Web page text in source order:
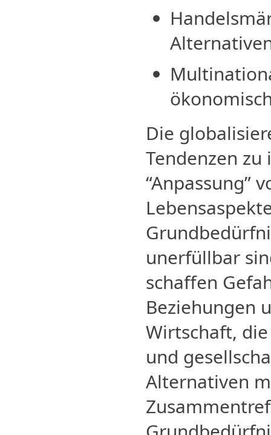
Die
Tendenzen
“Anpassung”
unerfüllbar
schaffen
Beziehungen
Wirtschaft,
und
Alternativen